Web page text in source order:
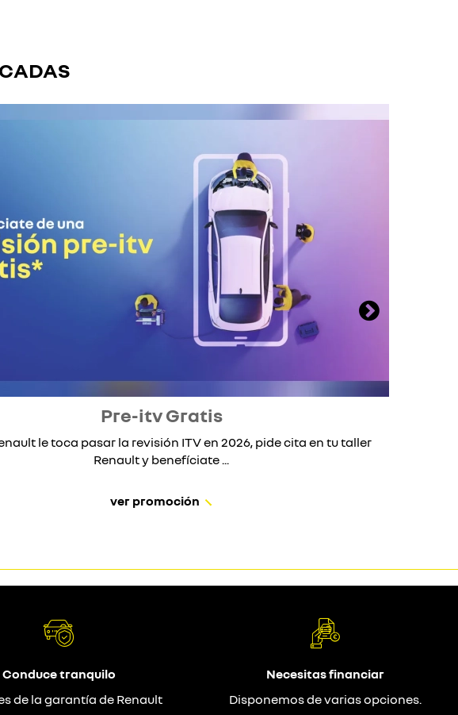
Pre-itv Gratis
le toca pasar la revisión ITV en 2026, pide cita en tu taller
Renault y benefíciate ...
ver promoción
Conduce tranquilo
de la garantía de Renault
Necesitas financiar
Disponemos de varias opciones.